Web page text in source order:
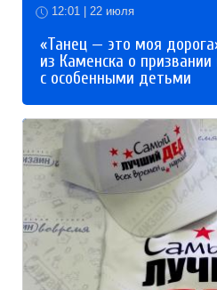
12:01 | 22 июля
«Танец — это моя
из Каменска о призвании
с особенными детьми